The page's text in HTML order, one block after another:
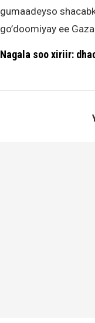
gumaadeyso
go’doomiyay ee
Nagala soo xiriir: